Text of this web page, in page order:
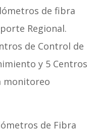
de fibra
Regional.
de Control de
y 5 Centros
monitoreo
de Fibra